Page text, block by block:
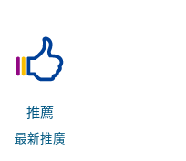
推薦
最新推廣